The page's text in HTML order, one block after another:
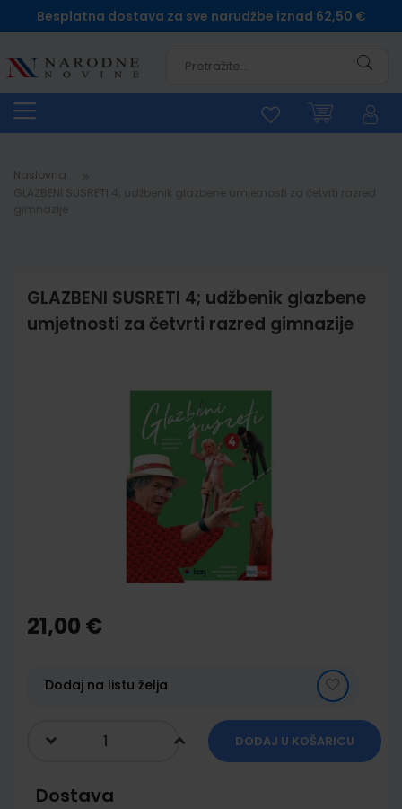
Besplatna dostava za sve narudžbe iznad 62,50 €
Naslovna
GLAZBENI SUSRETI 4; udžbenik glazbene
umjetnosti za četvrti razred gimnazije
the
beginning
gallery
21,00 €
Dodaj na listu želja
DODAJ U KOŠARICU
Dostava